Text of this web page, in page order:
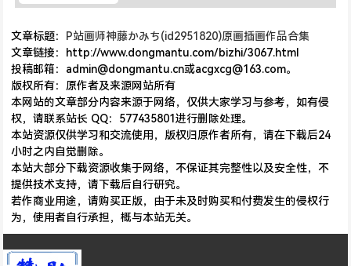
文章标题： P站画师神藤かみち(id2951820)原画插画作品合集
文章链接：http://www.dongmantu.com/bizhi/3067.html
投稿邮箱：admin@dongmantu.cn或acgxcg@163.com。
版权所有：原作者及来源网站所有
本网站的文章部分内容来源于网络，仅供大家学习与参考，如有侵
权，请联系站长 QQ：577435801进行删除处理。
本站资源仅供学习和交流使用，版权归原作者所有，请在下载后24
小时之内自觉删除。
本站大部分下载资源收集于网络，不保证其完整性以及安全性，不
提供技术支持，请下载后自行研究。
若作商业用途，请购买正版，由于未及时购买和付费发生的侵权行
为，使用者自行承担，概与本站无关。